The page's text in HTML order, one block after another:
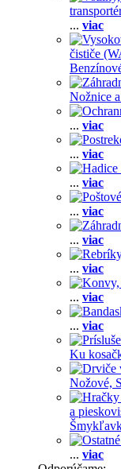
... viac
čističe
Nožnice
... viac
... viac
... viac
... viac
... viac
... viac
... viac
... viac
Ku
Nožové,
a
... viac